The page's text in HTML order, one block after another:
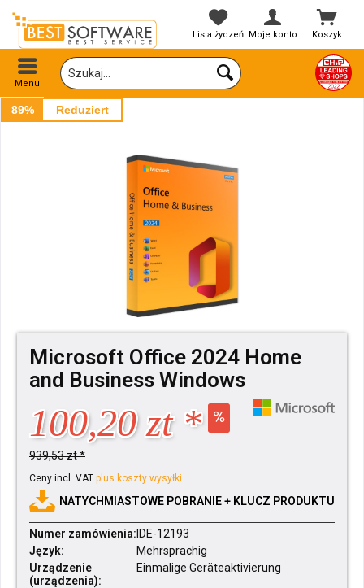
Koszyk
Lista życzeń Moje konto
Menu
89% Reduziert
Microsoft Office 2024 Home
and Business Windows
100,20 zt *
939,53 zt *
Ceny incl. VAT plus koszty wysyłki
NATYCHMIASTOWE POBRANIE + KLUCZ PRODUKTU
Numer zamówienia: IDE-12193
Język:
Mehrsprachig
Urządzenie
(urządzenia):
Einmalige Geräteaktivierung